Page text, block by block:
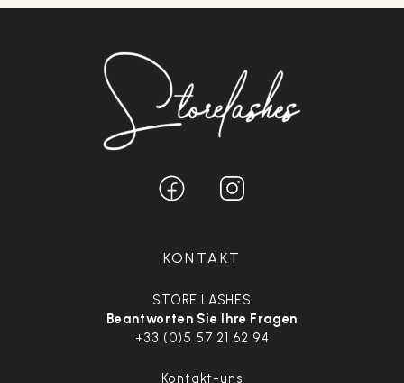
KONTAKT
STORE LASHES
Beantworten Sie Ihre Fragen
+33 (0)5 57 21 62 94
Kontakt-uns